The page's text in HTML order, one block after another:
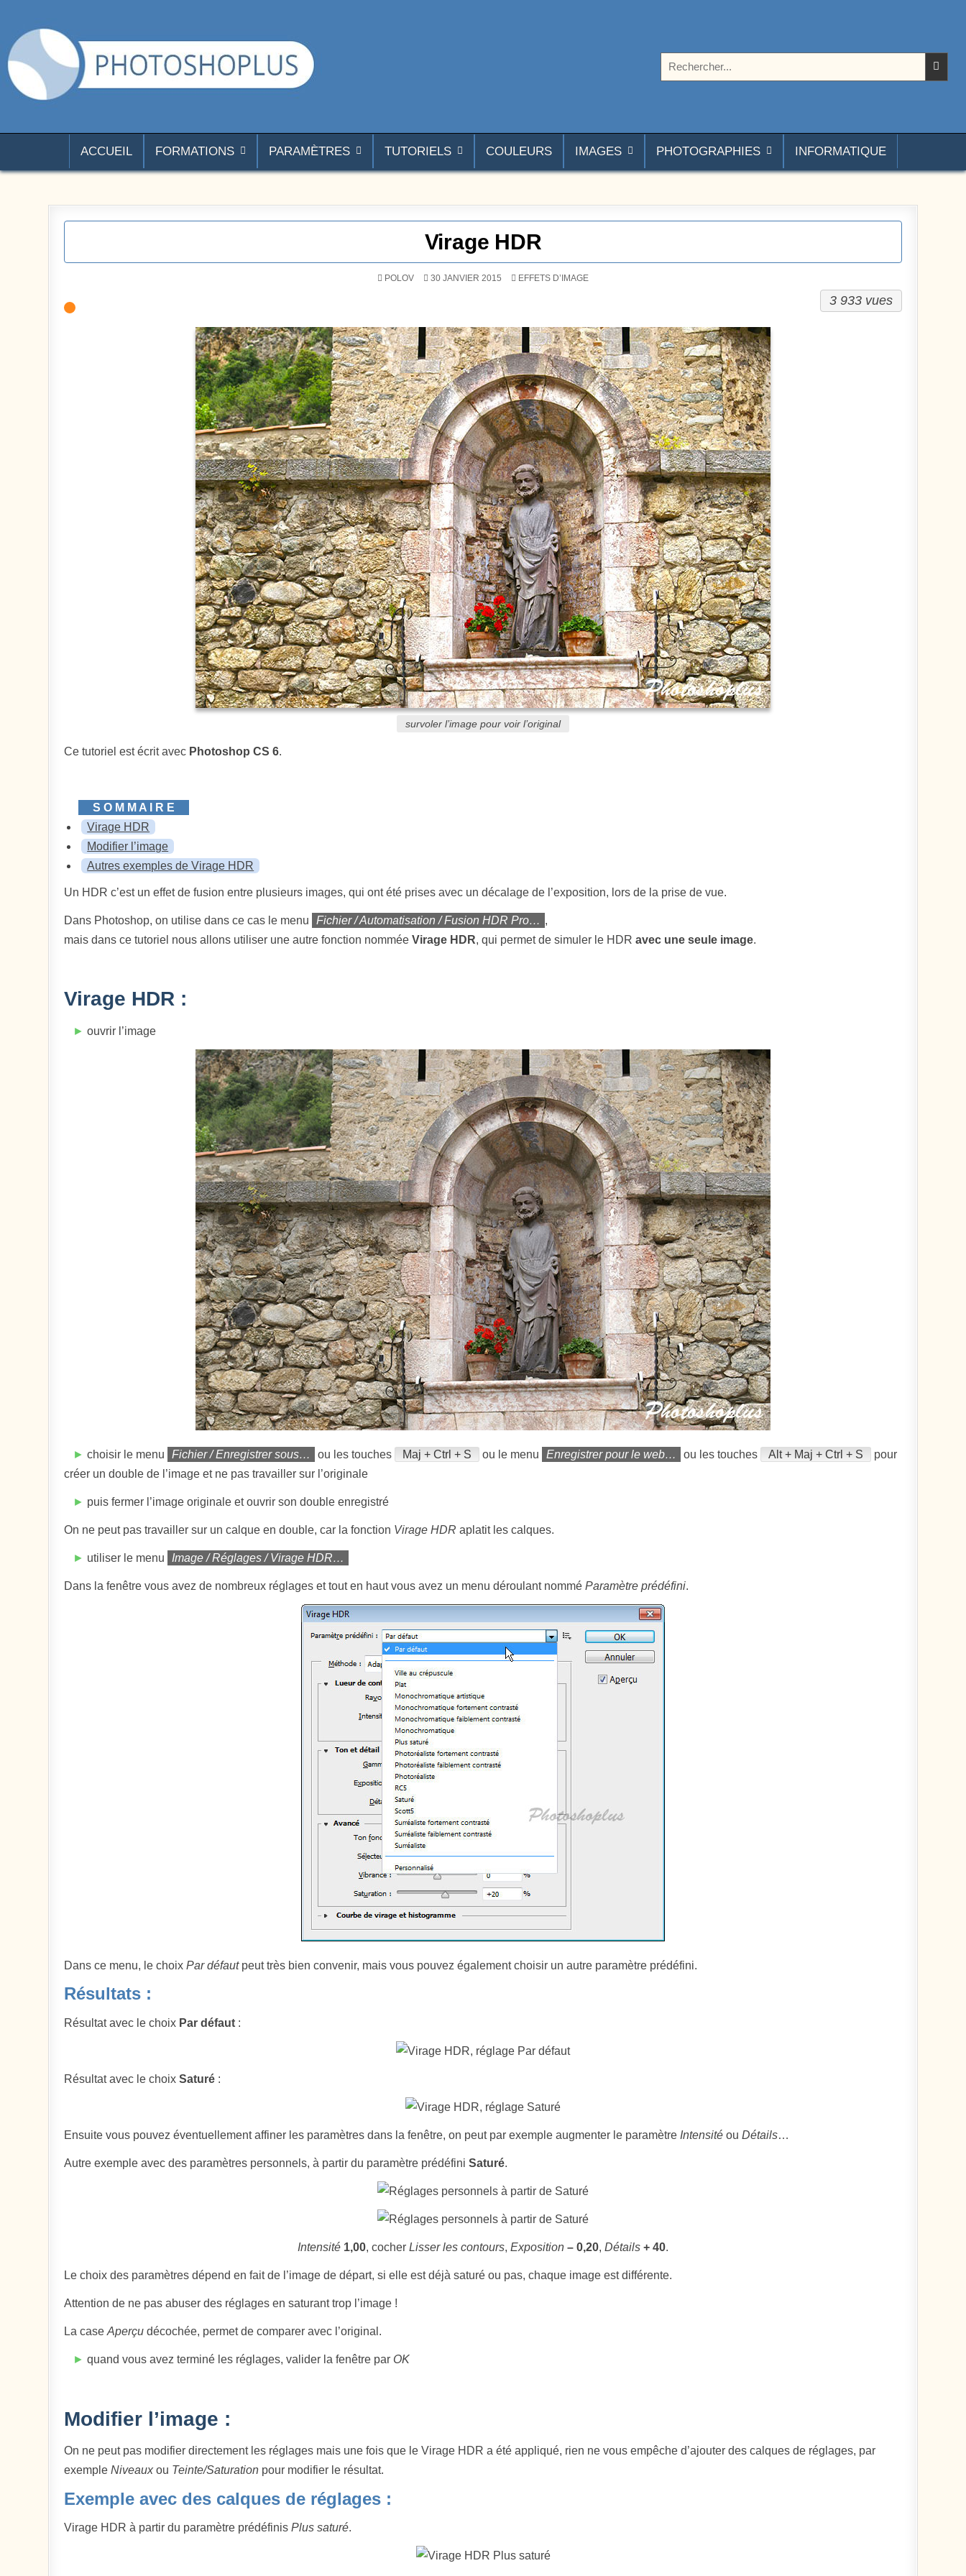
ACCUEIL FORMATIONS PARAMÈTRES TUTORIELS COULEURS IMAGES PHOTOGRAPHIES INFORMATIQUE
Virage HDR
POLOV 30 JANVIER 2015 POSTÉ DANS
EFFETS D’IMAGE
3 933 vues
survoler l’image pour voir l’original
Ce tutoriel est écrit avec Photoshop CS 6.
Virage HDR
Modifier l’image
Autres exemples de Virage HDR
Un HDR c’est un effet de fusion entre plusieurs images, qui ont été prises avec un décalage de l’exposition, lors de la prise de vue.
Dans Photoshop, on utilise dans ce cas le menu Fichier / Automatisation / Fusion HDR Pro… ,
mais dans ce tutoriel nous allons utiliser une autre fonction nomméeVirage HDR, qui permet de simuler le HDRavec une seule image.
Virage HDR :
► ouvrir l’image
► choisir le menu Fichier / Enregistrer sous… ou les touches Maj + Ctrl + S ou le menu Enregistrer pour le web… ou les touches Alt + Maj + Ctrl + S
pour
créer un double de l’image et ne pas travailler sur l’originale
► puis fermer l’image originale et ouvrir son double enregistré
On ne peut pas travailler sur un calque en double, car la fonction Virage HDR aplatit les calques.
► utiliser le menu Image / Réglages / Virage HDR…
Dans la fenêtre vous avez de nombreux réglages et tout en haut vous avez un menu déroulant nomméParamètre prédéfini.
Dans ce menu, le choixPar défautpeut très bien convenir, mais vous pouvez également choisir un autre paramètre prédéfini.
Résultats :
Résultat avec le choix Par défaut :
Résultat avec le choixSaturé :
Ensuite vous pouvez éventuellement affiner les paramètres dans la fenêtre, on peut par exemple augmenter le paramètre Intensité ouDétails…
Autre exemple avec des paramètres personnels, à partir du paramètre prédéfiniSaturé.
Intensité 1,00, cocher Lisser les contours, Exposition – 0,20, Détails + 40.
Le choix des paramètres dépend en fait de l’image de départ, si elle est déjà saturé ou pas, chaque image est différente.
Attention de ne pas abuser des réglages en saturant trop l’image !
La caseAperçu décochée, permet de comparer avec l’original.
► quand vous avez terminé les réglages, valider la fenêtre par OK
Modifier l’image :
On ne peut pas modifier directement les réglages mais une fois que le Virage HDR a été appliqué, rien ne vous empêche d’ajouter des calques de réglages, par
exempleNiveauxou Teinte/Saturation pour modifier le résultat.
Exemple avec des calques de réglages :
Virage HDR à partir du paramètre prédéfinisPlus saturé.